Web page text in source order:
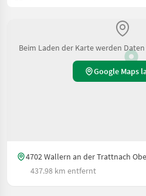
Beim Laden der Karte werden
Google Maps
4702 Wallern an der Trattnach
437.98 km entfernt